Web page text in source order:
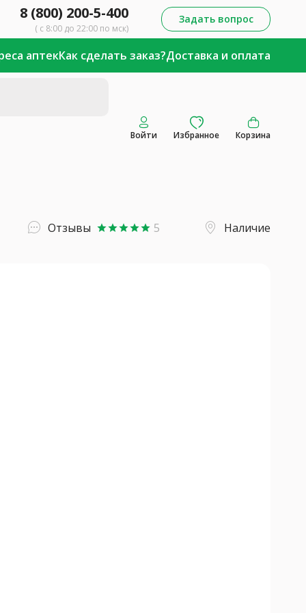
8 (800) 200-5-400
( с 8:00 до 22:00 по мск)
Задать вопрос
аптекКак сделать заказ?Доставка и оплата
Войти Избранное Корзина
Отзывы starstarstarstarstar 5 Наличие